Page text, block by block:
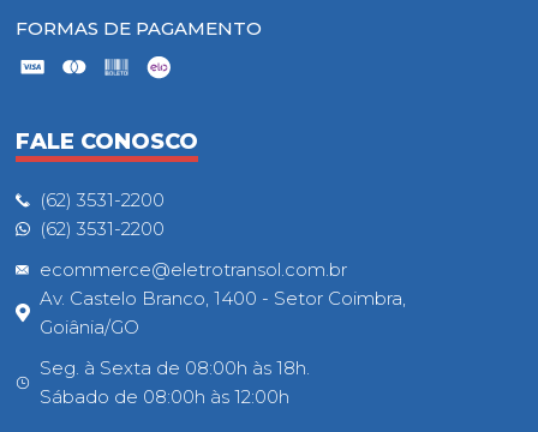
FORMAS DE PAGAMENTO
FALE CONOSCO
(62) 3531-2200
(62) 3531-2200
ecommerce@eletrotransol.com.br
Av. Castelo Branco, 1400 - Setor Coimbra,
Goiânia/GO
Seg. à Sexta de 08:00h às 18h.
Sábado de 08:00h às 12:00h